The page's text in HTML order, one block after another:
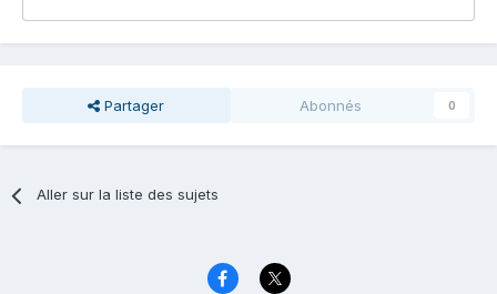
Partager Abonnés 0
Aller sur la liste des sujets